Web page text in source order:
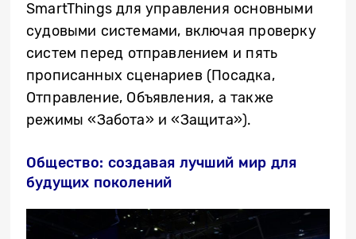
SmartThings для управления основными
судовыми системами, включая проверку
систем перед отправлением и пять
прописанных сценариев (Посадка,
Отправление, Объявления, а также
режимы «Забота» и «Защита»).
Общество: создавая лучший мир для
будущих поколений